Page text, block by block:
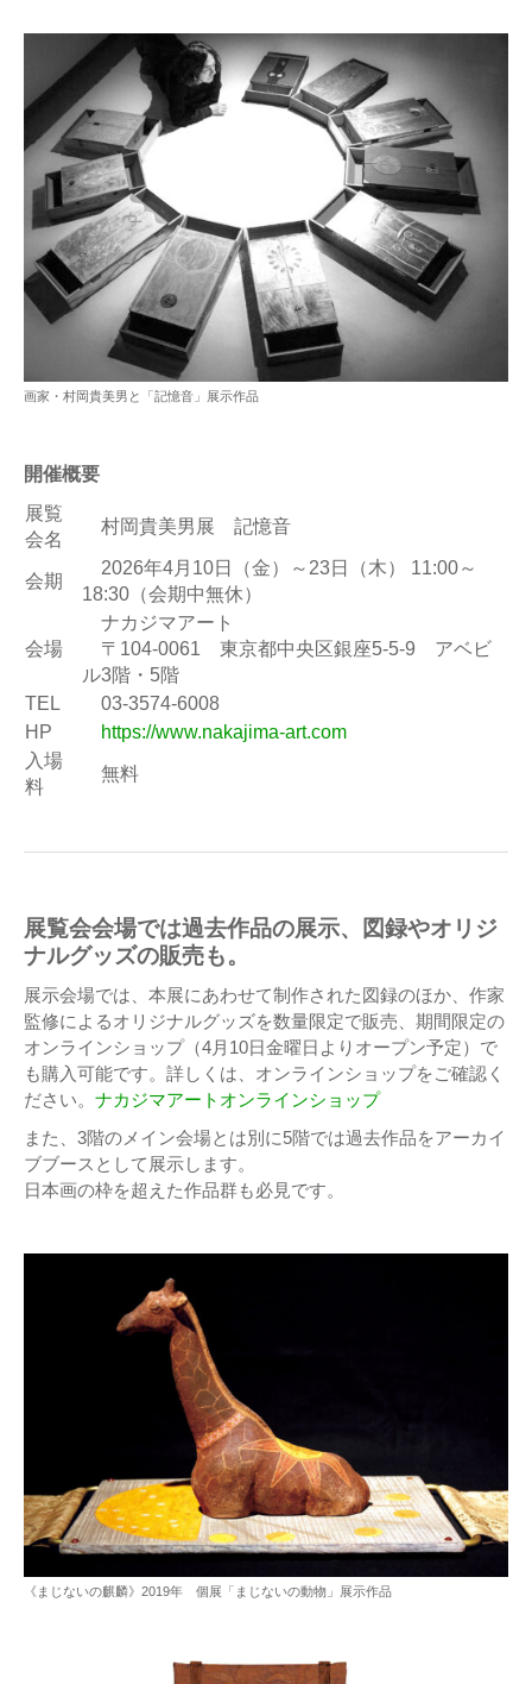
画家・村岡貴美男と「記憶音」展示作品
開催概要
展覧
会名
村岡貴美男展 記憶音
会期
2026年4月10日（金）～23日（木） 11:00～
18:30（会期中無休）
会場
ナカジマアート
〒104-0061 東京都中央区銀座5-5-9 アベビ
ル3階・5階
TEL
03-3574-6008
HP
https://www.nakajima-art.com
入場
料
無料
展覧会会場では過去作品の展示、図録やオリジ
ナルグッズの販売も。
展示会場では、本展にあわせて制作された図録のほか、作家
監修によるオリジナルグッズを数量限定で販売、期間限定の
オンラインショップ（4月10日金曜日よりオープン予定）で
も購入可能です。詳しくは、オンラインショップをご確認く
ださい。 ナカジマアートオンラインショップ
また、3階のメイン会場とは別に5階では過去作品をアーカイ
ブブースとして展示します。
日本画の枠を超えた作品群も必見です。
《まじないの麒麟》2019年 個展「まじないの動物」展示作品